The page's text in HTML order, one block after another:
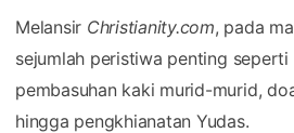
Melansir Christianity.com⁠, pada
sejumlah peristiwa penting seperti
pembasuhan kaki murid-murid,
hingga pengkhianatan Yudas.